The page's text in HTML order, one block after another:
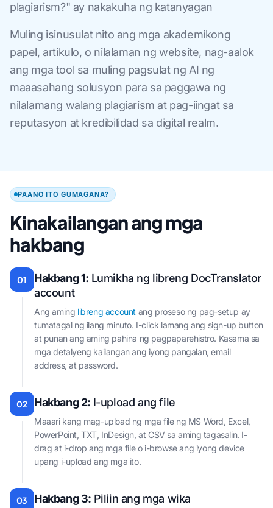
plagiarism?" ay nakakuha ng katanyagan
Muling isinusulat nito ang mga akademikong
papel, artikulo, o nilalaman ng website, nag-aalok
ang mga tool sa muling pagsulat ng AI ng
maaasahang solusyon para sa paggawa ng
nilalamang walang plagiarism at pag-iingat sa
reputasyon at kredibilidad sa digital realm.
PAANO ITO GUMAGANA?
Kinakailangan ang mga
hakbang
01 Hakbang 1: Lumikha ng libreng DocTranslator
account
Ang aming libreng account ang proseso ng pag-setup ay
tumatagal ng ilang minuto. I-click lamang ang sign-up button
at punan ang aming pahina ng pagpaparehistro. Kasama sa
mga detalyeng kailangan ang iyong pangalan, email
address, at password.
02 Hakbang 2: I-upload ang file
Maaari kang mag-upload ng mga file ng MS Word, Excel,
PowerPoint, TXT, InDesign, at CSV sa aming tagasalin. I-
drag at i-drop ang mga file o i-browse ang iyong device
upang i-upload ang mga ito.
03 Hakbang 3: Piliin ang mga wika